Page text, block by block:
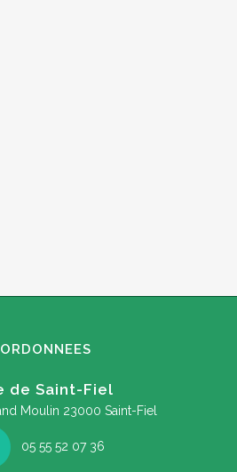
de Saint-Fiel
Moulin 23000 Saint-Fiel
05 55 52 07 36